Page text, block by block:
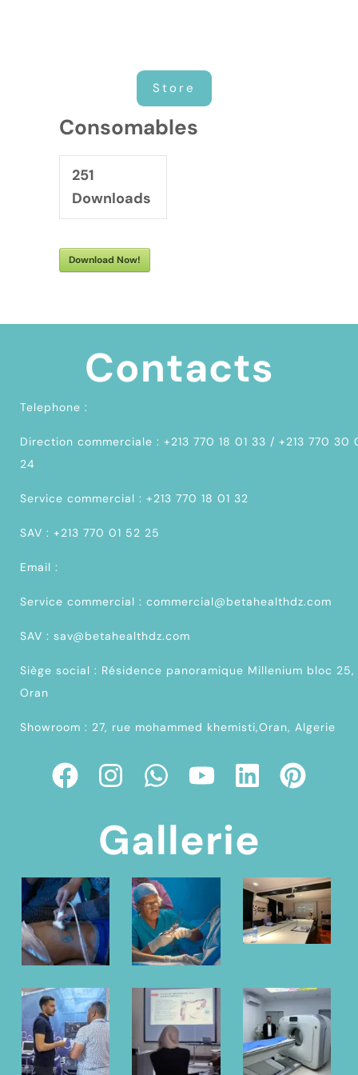
Store
Consomables
251
Downloads
Download Now!
Contacts
Telephone :
Direction commerciale : +213 770 18 01 33 / +213 770 30
24
Service commercial : +213 770 18 01 32
SAV : +213 770 01 52 25
Email :
Service commercial : commercial@betahealthdz.com
SAV : sav@betahealthdz.com
Siège social : Résidence panoramique Millenium bloc 25,
Oran
Showroom : 27, rue mohammed khemisti,Oran, Algerie
Gallerie